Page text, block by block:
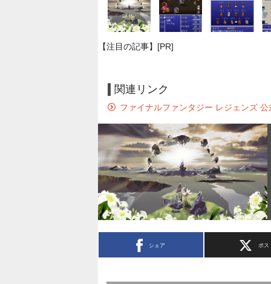
【注目の記事】[PR]
関連リンク
ファイナルファンタジー レジェンズ 公
シェア ポス